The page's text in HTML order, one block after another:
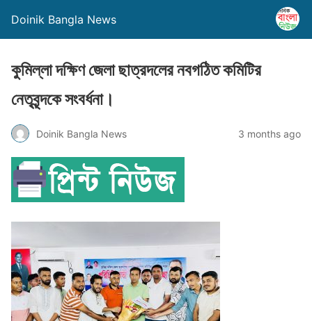
Doinik Bangla News
কুমিল্লা দক্ষিণ জেলা ছাত্রদলের নবগঠিত কমিটির
নেতৃবৃন্দকে সংবর্ধনা।
Doinik Bangla News 3 months ago